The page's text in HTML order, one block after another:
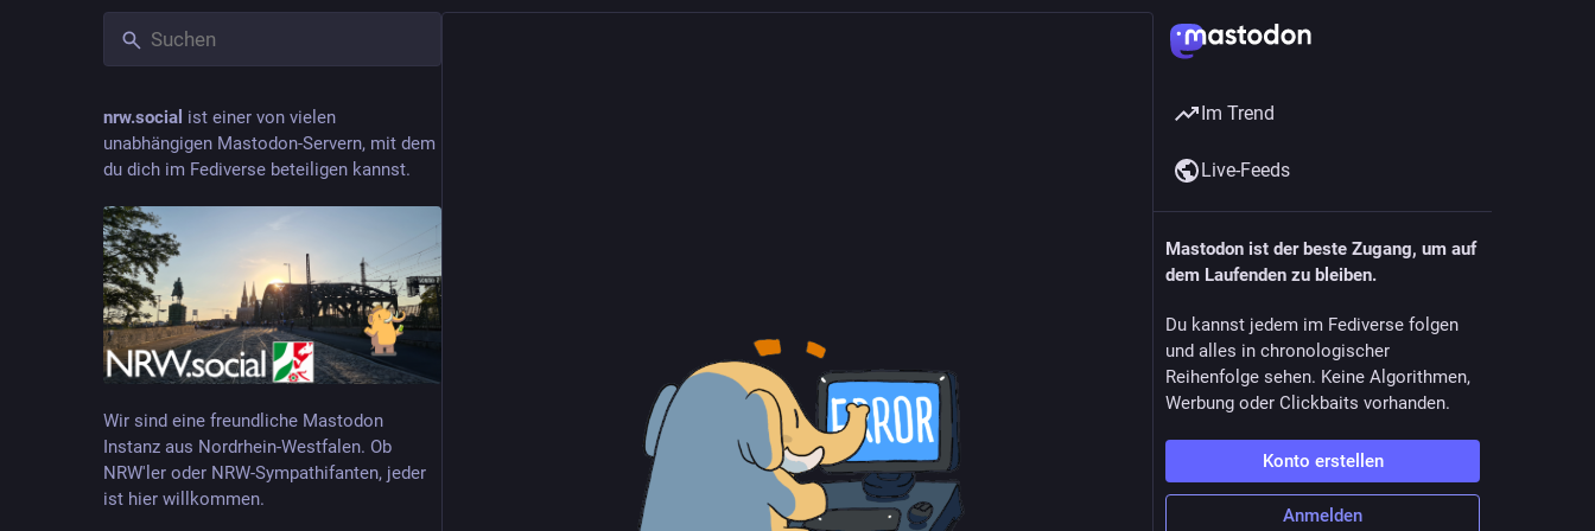
nrw.social ist einer von vielen
unabhängigen Mastodon-Servern, mit dem
du dich im Fediverse beteiligen kannst.
Wir sind eine freundliche Mastodon
Instanz aus Nordrhein-Westfalen. Ob
NRW'ler oder NRW-Sympathifanten, jeder
ist hier willkommen.
Im Trend
Live-Feeds
Mastodon ist der beste Zugang, um auf
dem Laufenden zu bleiben.
Du kannst jedem im Fediverse folgen
und alles in chronologischer
Reihenfolge sehen. Keine Algorithmen,
Werbung oder Clickbaits vorhanden.
Konto erstellen
Anmelden